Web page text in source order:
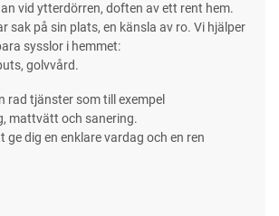
vid ytterdörren, doften av ett rent hem.
sak på sin plats, en känsla av ro. Vi hjälper
sysslor i hemmet:
golvvård.
rad tjänster som till exempel
mattvätt och sanering.
dig en enklare vardag och en ren